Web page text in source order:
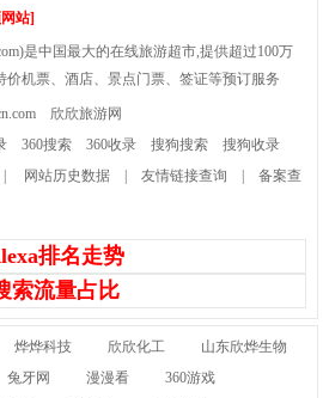
站]
是中国最大的在线旅游超市,提供超过100万
机票、酒店、景点门票、签证等预订服务
欣欣旅游网
360搜索 360收录 搜狗搜索
搜狗收录
网站历史数据 |友情链接查询 |备案查
排名走势
索流量占比
烨烨科技 欣欣化工
山东欣烨生物
兔牙网 漫漫看
360游戏